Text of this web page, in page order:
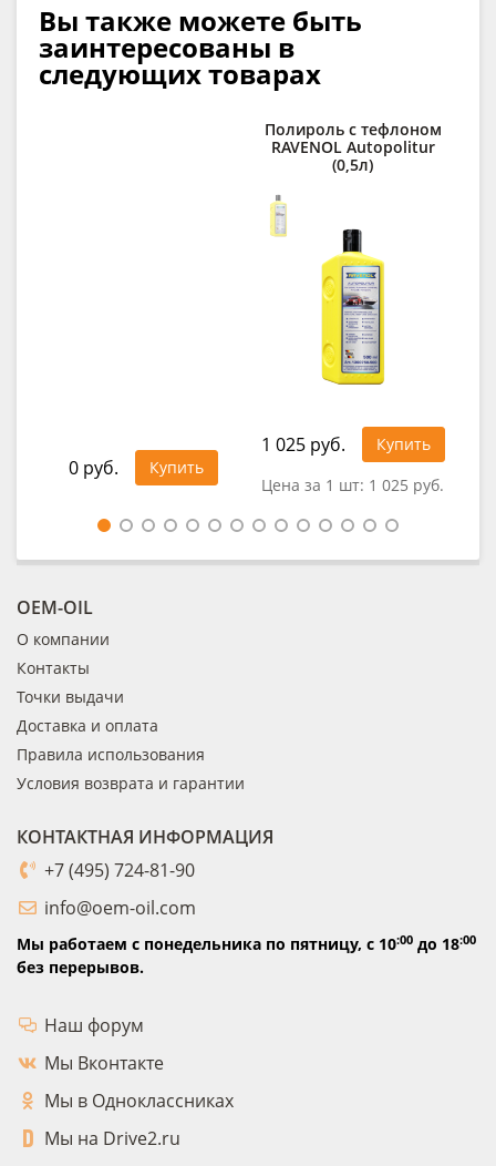
Вы также можете быть
заинтересованы в
следующих товарах
0 руб. Купить
Полироль с тефлоном
RAVENOL Autopolitur
(0,5л)
1 025 руб.
Купить
Цена за 1 шт: 1 025 руб.
OEM-OIL
О компании
Контакты
Точки выдачи
Доставка и оплата
Правила использования
Условия возврата и гарантии
КОНТАКТНАЯ ИНФОРМАЦИЯ
+7 (495) 724-81-90
info@oem-oil.com
Мы работаем с понедельника по пятницу, с 10:00 до 18:00
без перерывов.
Наш форум
Мы Вконтакте
Мы в Одноклассниках
Мы на Drive2.ru